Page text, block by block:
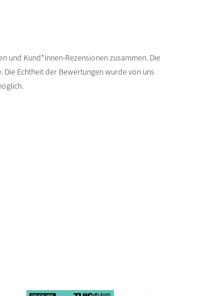
und Kund*innen-Rezensionen zusammen. Die
Echtheit der Bewertungen wurde von uns